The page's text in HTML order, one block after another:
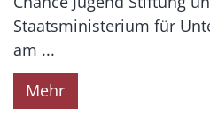
Staatsministerium für
am ...
Mehr